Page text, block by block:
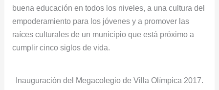
buena educación en todos los niveles, a una cultura del
empoderamiento para los jóvenes y a promover las
raíces culturales de un municipio que está próximo a
cumplir cinco siglos de vida.
Inauguración del Megacolegio de Villa Olímpica 2017.